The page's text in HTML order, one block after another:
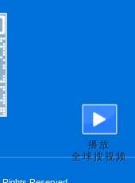
播放
全球搜视频